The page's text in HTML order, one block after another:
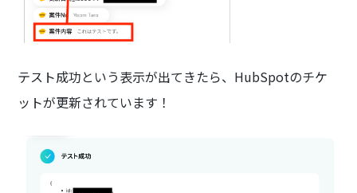
テスト成功という表示が出てきたら、HubSpotのチケ
ットが更新されています！